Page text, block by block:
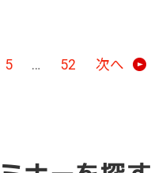
5 … 52 次へ